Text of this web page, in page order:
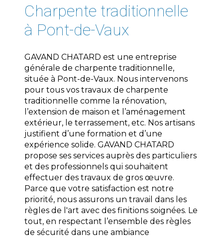
charpente traditionnelle
à Pont-de-Vaux
GAVAND CHATARD est une entreprise
générale de charpente traditionnelle,
située à Pont-de-Vaux. Nous intervenons
pour tous vos travaux de charpente
traditionnelle comme la rénovation,
l’extension de maison et l’aménagement
extérieur, le terrassement, etc. Nos artisans
justifient d’une formation et d’une
expérience solide. GAVAND CHATARD
propose ses services auprès des particuliers
et des professionnels qui souhaitent
effectuer des travaux de gros œuvre.
Parce que votre satisfaction est notre
priorité, nous assurons un travail dans les
règles de l'art avec des finitions soignées. Le
tout, en respectant l’ensemble des règles
de sécurité dans une ambiance